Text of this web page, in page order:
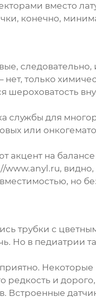
вместо
конечно,
только
службы для
или
на
www.anyl.ru,
но
трубки с
Но в педиатрии
Некоторые
и дорого,
Встроенные